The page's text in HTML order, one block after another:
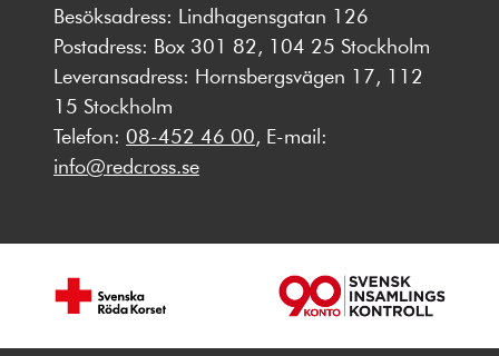
Besöksadress: Lindhagensgatan 126
Postadress: Box 301 82, 104 25 Stockholm
Leveransadress: Hornsbergsvägen 17, 112
15 Stockholm
Telefon: 08-452 46 00, E-mail:
info@redcross.se